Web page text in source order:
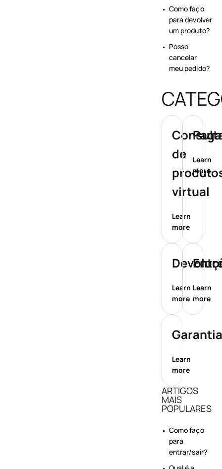
Como faço
para devolver
um produto?
Posso
cancelar
meu pedido?
de
virtual
Learn
more
Learn
more
Learn
more
Learn
more
Learn
more
ARTIGOS
MAIS
POPULARES
Como faço
para
entrar/sair?